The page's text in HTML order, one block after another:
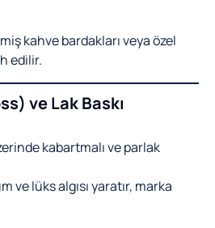
kahve bardakları veya özel
edilir.
ve Lak Baskı
kabartmalı ve parlak
ve lüks algısı yaratır, marka